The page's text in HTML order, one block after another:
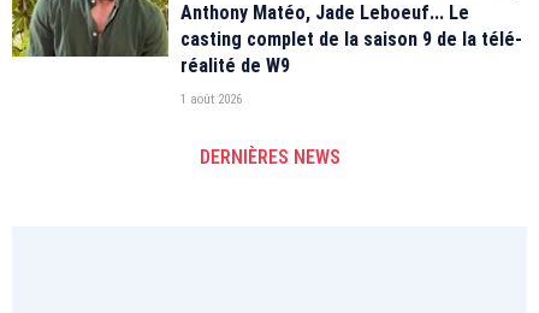
Anthony Matéo, Jade Leboeuf... Le
casting complet de la saison 9 de la télé-
réalité de W9
1 août 2026
DERNIÈRES NEWS